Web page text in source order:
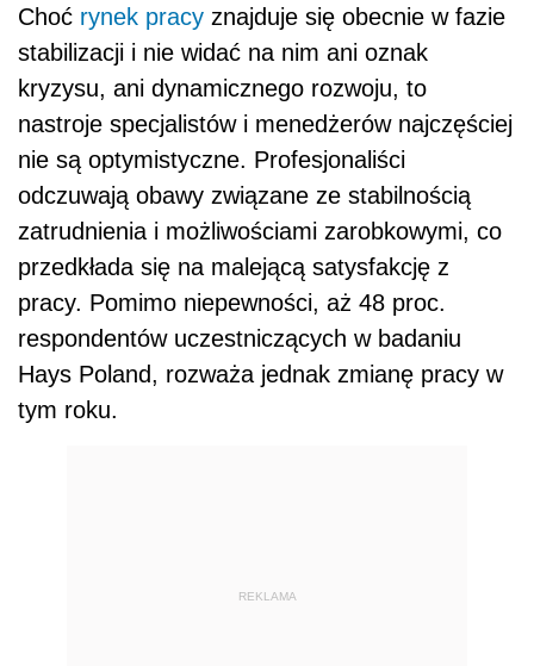
Choć rynek pracy znajduje się obecnie w fazie
stabilizacji i nie widać na nim ani oznak
kryzysu, ani dynamicznego rozwoju, to
nastroje specjalistów i menedżerów najczęściej
nie są optymistyczne. Profesjonaliści
odczuwają obawy związane ze stabilnością
zatrudnienia i możliwościami zarobkowymi, co
przedkłada się na malejącą satysfakcję z
pracy. Pomimo niepewności, aż 48 proc.
respondentów uczestniczących w badaniu
Hays Poland, rozważa jednak zmianę pracy w
tym roku.
REKLAMA